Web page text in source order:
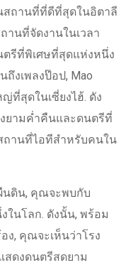
สถานที่ที่ดีที่สุดในอิตาลี
านที่จัดงานในเวลา
รีที่พิเศษที่สุดแห่งหนึ่ง
ถึงเพลงป๊อป, Mao
ที่สุดในเซี่ยงไฮ้. ดัง
ยามค่ำคืนและดนตรีที่
ถานที่ไอทีสำหรับคนใน
นดิน, คุณจะพบกับ
นโลก. ดังนั้น, พร้อม
ง, คุณจะเห็นว่าโรง
ดงดนตรีสดยาม